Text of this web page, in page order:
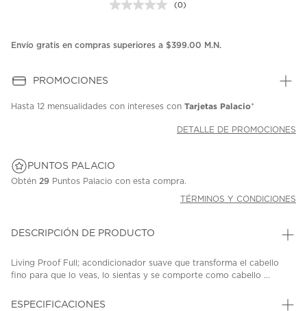
Sin
en
(0)
Envío gratis en compras superiores a $399.00 M.N.
PROMOCIONES
Hasta 12 mensualidades con intereses con Tarjetas Palacio*
DETALLE DE PROMOCIONES
PUNTOS PALACIO
Obtén 29 Puntos Palacio con esta compra.
TÉRMINOS Y CONDICIONES
DESCRIPCIÓN DE PRODUCTO
Living Proof Full; acondicionador suave que transforma el cabello
fino para que lo veas, lo sientas y se comporte como cabello ...
ESPECIFICACIONES